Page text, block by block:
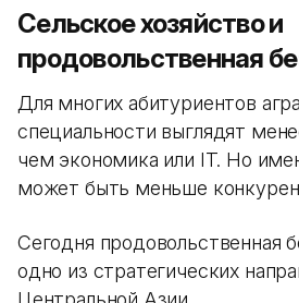
Сельское хозяйство и
продовольственная
Для многих абитуриентов
специальности выглядят
чем экономика или IT. Но
может быть меньше
Сегодня продовольственная
одно из стратегических